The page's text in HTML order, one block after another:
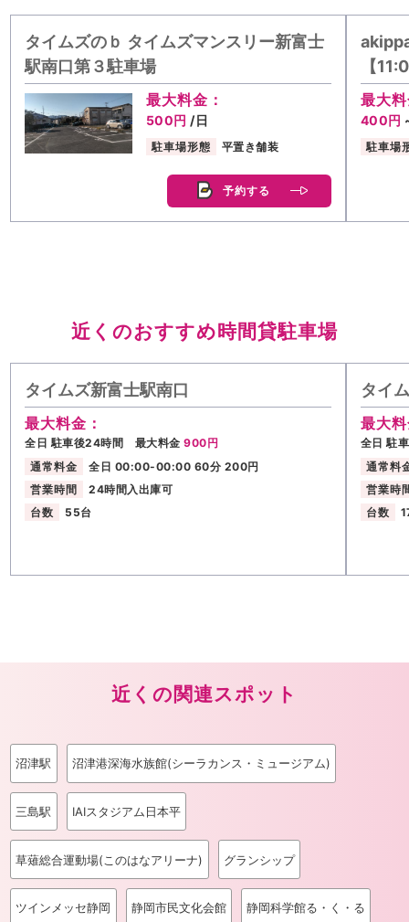
タイムズのｂ タイムズマンスリー新富士
駅南口第３駐車場
最大料金：
500円 /日
駐車場形態 平置き舗装
予約する
【
最大
400円
駐車場
近くのおすすめ時間貸駐車場
タイムズ新富士駅南口
最大料金：
全日 駐車後24時間 最大料金900円
通常料金
全日 00:00-00:00 60分 200円
営業時間
24時間入出庫可
台数
55台
タイ
最大
全日 駐
通常料
営業時
台数
近くの関連スポット
沼津駅 沼津港深海水族館(シーラカンス・ミュージアム)
三島駅 IAIスタジアム日本平
草薙総合運動場(このはなアリーナ) グランシップ
ツインメッセ静岡 静岡市民文化会館 静岡科学館る・く・る